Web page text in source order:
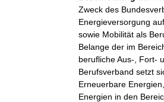
Zweck des
Energieversorgung
sowie Mobilität als
Belange der im
berufliche Aus-, Fort-
Berufsverband setzt
Erneuerbare
Energien in den